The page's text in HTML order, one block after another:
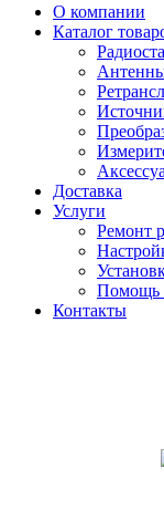
О компании
Каталог
Доставка
Услуги
Ремонт
Помощь
Контакты